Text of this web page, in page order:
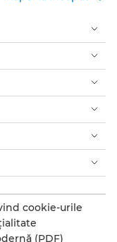
cookie-urile
(PDF)